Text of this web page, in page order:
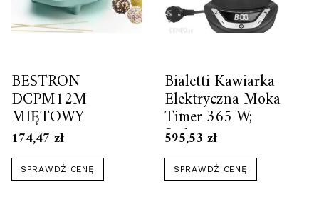
BESTRON
DCPM12M
MIĘTOWY
174,47 zł
SPRAWDŹ CENĘ
Bialetti Kawiarka
Elektryczna Moka
Timer 365 W;
Srebrny
595,53zł
SPRAWDŹ CENĘ